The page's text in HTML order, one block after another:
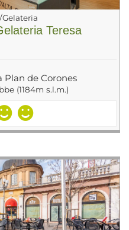
Teresa
de Corones
(1184m s.l.m.)